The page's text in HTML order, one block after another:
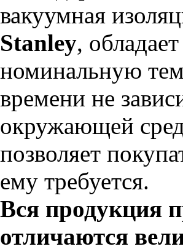
вакуумная
Stanley,
номинальную
времени не
окружающей
позволяет
ему требуется.
Вся продукция
отличаются